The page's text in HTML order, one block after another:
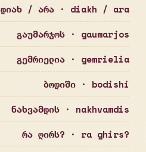
დიახ / არა · diakh / ara
გაუმარჯოს · gaumarjos
გემრიელია · gemrielia
ბოდიში · bodishi
ნახვამდის · nakhvamdis
რა ღირს? · ra ghirs?